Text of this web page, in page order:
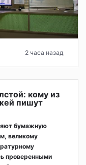
2 часа назад
кому из
пишут
бумажную
великому
проверенными